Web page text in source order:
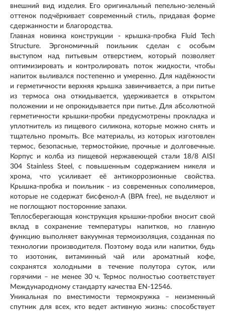
внешний вид изделия. Его оригинальный пепельно-зеленый
оттенок подчёркивает современный стиль, придавая форме
сдержанности и благородства.
Главная новинка конструкции - крышка-пробка Fluid Tech
Structure. Эргономичный поильник сделан с особым
выступом над питьевым отверстием, который позволяет
оптимизировать и контролировать поток жидкости, чтобы
напиток выливался постепенно и умеренно. Для надёжности
и герметичности верхняя крышка завинчивается, а при питье
из термоса она откидывается, удерживается в открытом
положении и не опрокидывается при питье. Для абсолютной
герметичности крышки-пробки предусмотрены прокладка и
уплотнитель из пищевого силикона, которые можно снять и
тщательно промыть. Все материалы, из которых изготовлен
термос, безопасные, термостойкие, прочные и долговечные.
Корпус и колба из пищевой нержавеющей стали 18/8 AISI
304 Stainless Steel, с повышенным содержанием никеля и
хрома, что усиливает её антикоррозионные свойства.
Крышка-пробка и поильник - из современных сополимеров,
которые не содержат бисфенол-А (BPA free), не выделяют и
не поглощают посторонние запахи.
Теплосберегающая конструкция крышки-пробки вносит свой
вклад в сохранение температуры напитков, но главную
функцию выполняет вакуумная термоизоляция, созданная по
технологии производителя. Поэтому вода или напитки, будь
то изотоник, витаминный чай или ароматный кофе,
сохранятся холодными в течение полутора суток, или
горячими – не менее 30 ч. Термос полностью соответствует
Международному стандарту качества EN-12546.
Уникальная по вместимости термокружка – неизменный
спутник для всех, кто ведет активную жизнь: способствует